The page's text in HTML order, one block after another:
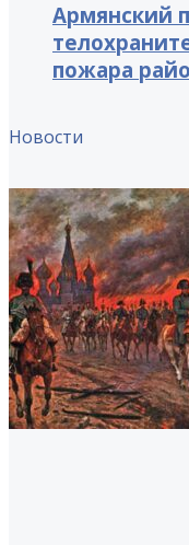
Армянский
пожара
Новости